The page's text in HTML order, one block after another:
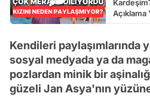
Açıklama
Kendileri paylaşımlarında
sosyal medyada ya da
pozlardan minik bir
güzeli Jan Asya'nın